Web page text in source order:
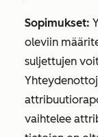
Sopimukset:
oleviin
suljettujen
vaihtelee